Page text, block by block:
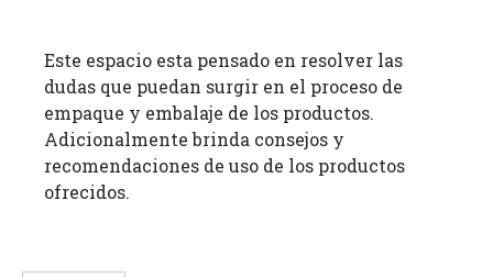
Este espacio esta pensado en resolver las
dudas que puedan surgir en el proceso de
empaque y embalaje de los productos.
Adicionalmente brinda consejos y
recomendaciones de uso de los productos
ofrecidos.